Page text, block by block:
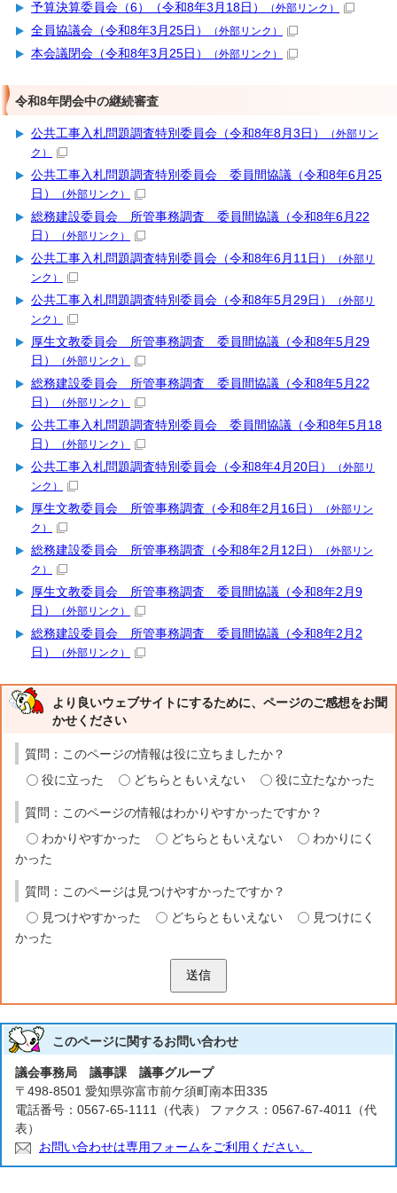
予算決算委員会（6）（令和8年3月18日） （外部リンク）
全員協議会（令和8年3月25日） （外部リンク）
本会議閉会（令和8年3月25日） （外部リンク）
令和8年閉会中の継続審査
公共工事入札問題調査特別委員会（令和8年8月3日）
（外部リン
ク）
公共工事入札問題調査特別委員会 委員間協議（令和8年6月25
日）
（外部リンク）
総務建設委員会 所管事務調査 委員間協議（令和8年6月22
日）
（外部リンク）
公共工事入札問題調査特別委員会（令和8年6月11日）
（外部リ
ンク）
公共工事入札問題調査特別委員会（令和8年5月29日）
（外部リ
ンク）
厚生文教委員会 所管事務調査 委員間協議（令和8年5月29
日）
（外部リンク）
総務建設委員会 所管事務調査 委員間協議（令和8年5月22
日）
（外部リンク）
公共工事入札問題調査特別委員会 委員間協議（令和8年5月18
日）
（外部リンク）
公共工事入札問題調査特別委員会（令和8年4月20日）
（外部リ
ンク）
厚生文教委員会 所管事務調査（令和8年2月16日）
（外部リン
ク）
総務建設委員会 所管事務調査（令和8年2月12日）
（外部リン
ク）
厚生文教委員会 所管事務調査 委員間協議（令和8年2月9
日）
（外部リンク）
総務建設委員会 所管事務調査 委員間協議（令和8年2月2
日）
（外部リンク）
より良いウェブサイトにするために、ページのご感想をお聞
かせください
質問：このページの情報は役に立ちましたか？
役に立った
どちらともいえない 役に立たなかった
質問：このページの情報はわかりやすかったですか？
わかりやすかった
どちらともいえない
わかりにく
かった
質問：このページは見つけやすかったですか？
見つけやすかった
どちらともいえない
見つけにく
かった
送信
このページに関するお問い合わせ
議会事務局 議事課 議事グループ
〒498-8501 愛知県弥富市前ケ須町南本田335
電話番号：0567-65-1111（代表） ファクス：0567-67-4011（代
表）
お問い合わせは専用フォームをご利用ください。